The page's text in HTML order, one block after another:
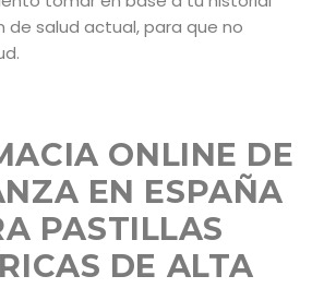
de salud actual, para que no
ONLINE DE
EN ESPAÑA
PASTILLAS
DE ALTA